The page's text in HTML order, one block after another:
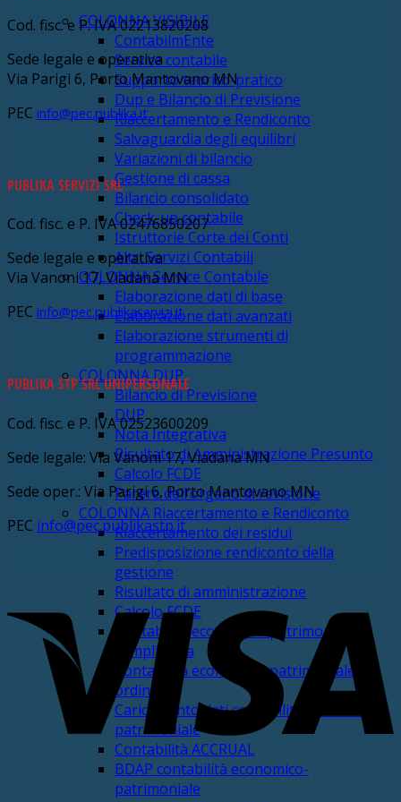
COLONNA VISIBILE
ContabilmEnte
Service contabile
Supporto teorico-pratico
Dup e Bilancio di Previsione
Riaccertamento e Rendiconto
Salvaguardia degli equilibri
Variazioni di bilancio
Gestione di cassa
Bilancio consolidato
Check-up contabile
Istruttorie Corte dei Conti
Altri Servizi Contabili
COLONNA Service Contabile
Elaborazione dati di base
Elaborazione dati avanzati
Elaborazione strumenti di
programmazione
COLONNA DUP
Bilancio di Previsione
DUP
Nota Integrativa
Risultato di Amministrazione Presunto
Calcolo FCDE
Parere dell’organo di revisione
COLONNA Riaccertamento e Rendiconto
Riaccertamento dei residui
Predisposizione rendiconto della
gestione
Risultato di amministrazione
Calcolo FCDE
Contabilità economico-patrimoniale
semplificata
Contabilità economico-patrimoniale
ordinaria
Caricamento dati contabilità economico-
patrimoniale
Contabilità ACCRUAL
BDAP contabilità economico-
patrimoniale
Cod. fisc. e P. IVA 02213820208
Sede legale e operativa
Via Parigi 6, Porto Mantovano MN
PEC info@pec.publika.it
PUBLIKA SERVIZI SRL
Cod. fisc. e P. IVA 02476850207
Sede legale e operativa
Via Vanoni 17, Viadana MN
PEC info@pec.publikaservizi.it
PUBLIKA STP SRL UNIPERSONALE
Cod. fisc. e P. IVA 02523600209
Sede legale: Via Vanoni 17, Viadana MN
Sede oper.: Via Parigi 6, Porto Mantovano MN
PEC info@pec.publikastp.it